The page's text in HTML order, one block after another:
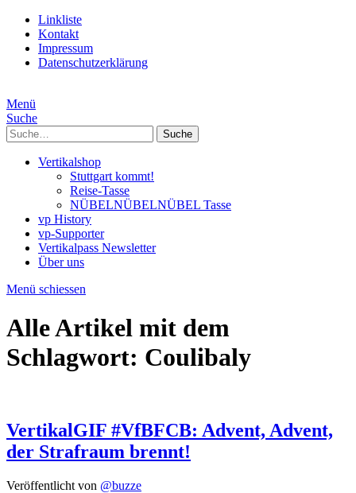
Linkliste
Kontakt
Impressum
Datenschutzerklärung
Menü
Suche
Suche
Vertikalshop
Stuttgart kommt!
Reise-Tasse
NÜBELNÜBELNÜBEL Tasse
vp History
vp-Supporter
Vertikalpass Newsletter
Über uns
Menü schiessen
Alle Artikel mit dem
Schlagwort: Coulibaly
VertikalGIF #VfBFCB: Advent, Advent,
der Strafraum brennt!
Veröffentlicht von @buzze